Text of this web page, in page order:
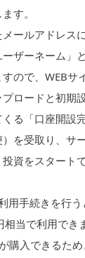
す。
ールアドレス
ザーネーム」
ので、WEBサ
ロードと初期
る「口座開設
）を受取り、サ
資をスタートで
用手続きを行
当で利用でき
購入できるた